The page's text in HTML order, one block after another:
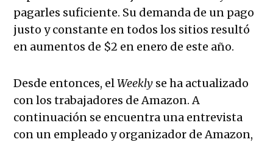
pagarles suficiente. Su demanda de un pago
justo y constante en todos los sitios resultó
en aumentos de $2 en enero de este año.
Desde entonces, elWeekly se ha actualizado
con los trabajadores de Amazon. A
continuación se encuentra una entrevista
con un empleado y organizador de Amazon,